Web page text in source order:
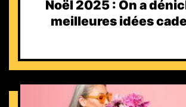
Noël 2025 : On a
meilleures idées